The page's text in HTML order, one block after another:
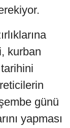
kurban
günü
yapması